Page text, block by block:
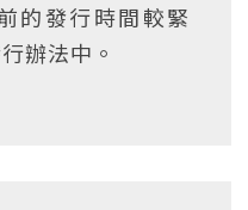
的發行時間較緊
辦法中。